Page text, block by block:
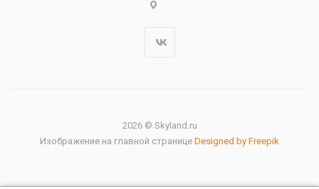
2026 © Skyland.ru
Изображение на главной странице Designed by Freepik